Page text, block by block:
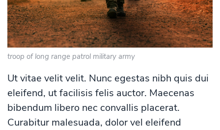
troop of long range patrol military army
Ut vitae velit velit. Nunc egestas nibh quis dui
eleifend, ut facilisis felis auctor. Maecenas
bibendum libero nec convallis placerat.
Curabitur malesuada, dolor vel eleifend